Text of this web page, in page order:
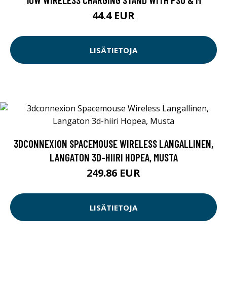
44.4 EUR
LISÄTIETOJA
3DCONNEXION SPACEMOUSE WIRELESS LANGALLINEN,
LANGATON 3D-HIIRI HOPEA, MUSTA
249.86 EUR
LISÄTIETOJA